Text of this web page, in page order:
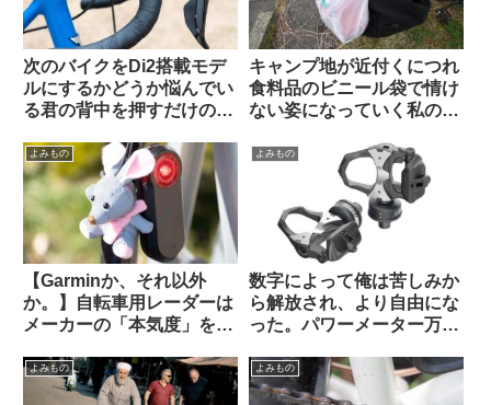
次のバイクをDi2搭載モデ
ルにするかどうか悩んでい
る君の背中を押すだけのコ
キャンプ地が近付くにつれ
食料品のビニール袋で情け
ない姿になっていく私の愛
ある】
よみもの
【Garminか、それ以外
か。】自転車用レーダーは
メーカーの「本気度」を考
Brytonは誤判定が多すぎ
る？（海外掲示板から）
よみもの
数字によって俺は苦しみか
ら解放され、より自由にな
った。パワーメーター万
よみもの よみもの